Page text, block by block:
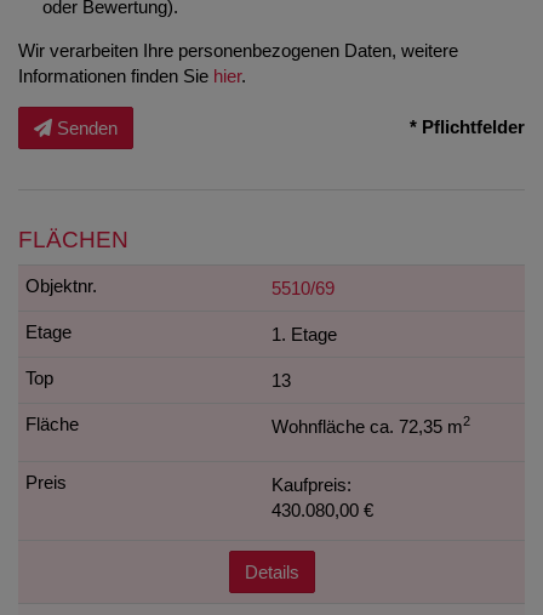
oder Bewertung).
Wir verarbeiten Ihre personenbezogenen Daten, weitere
Informationen finden Sie hier.
Senden * Pflichtfelder
FLÄCHEN
5510/69
1. Etage
13
Wohnfläche ca. 72,35 m2
Kaufpreis:
430.080,00 €
Details